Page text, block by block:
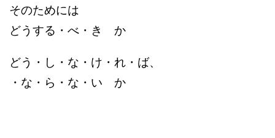
そのためには
どうする・べ・き か
どう・し・な・け・れ・ば、
・な・ら・な・い か